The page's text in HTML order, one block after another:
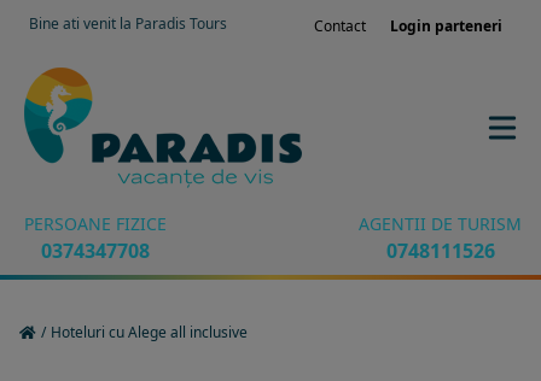
Bine ati venit la Paradis Tours Contact Login parteneri
PERSOANE FIZICE
0374347708
AGENTII DE TURISM
0748111526
/ Hoteluri cu Alege all inclusive